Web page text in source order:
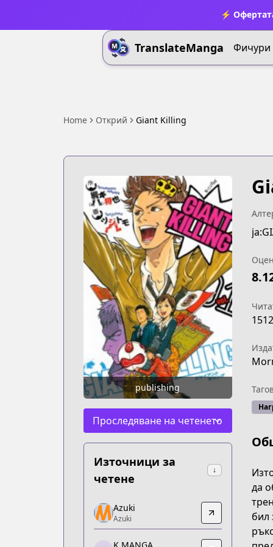
⚡
TranslateManga Фичури
Home Открий Giant Killing
publishing
Проследяване на четенето
Източници за
четене
↓
Azuki
Azuki
https://www.azuki.co/series/giant-
Azuki
Azuki
да
бил